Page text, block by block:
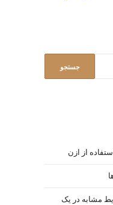
از ازن
مشابه در یک